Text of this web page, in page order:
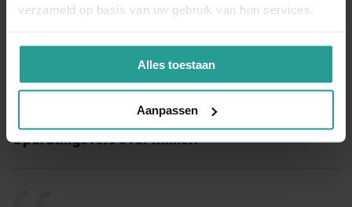
verzameld op basis van uw gebruik van hun services.
Alles toestaan
Aanpassen
BEL ONS DIRECT
NEEM CONTACT MET ONS OP
Binnen 1 werkdag antwoord
Opdrachtgevers over Kinnef: